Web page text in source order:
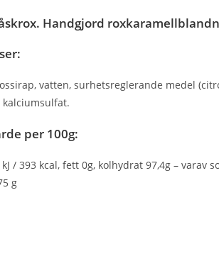
Handgjord
vatten, surhetsreglerande medel
kalciumsulfat.
per 100g:
/ 393 kcal, fett 0g, kolhydrat 97,4g – varav
g